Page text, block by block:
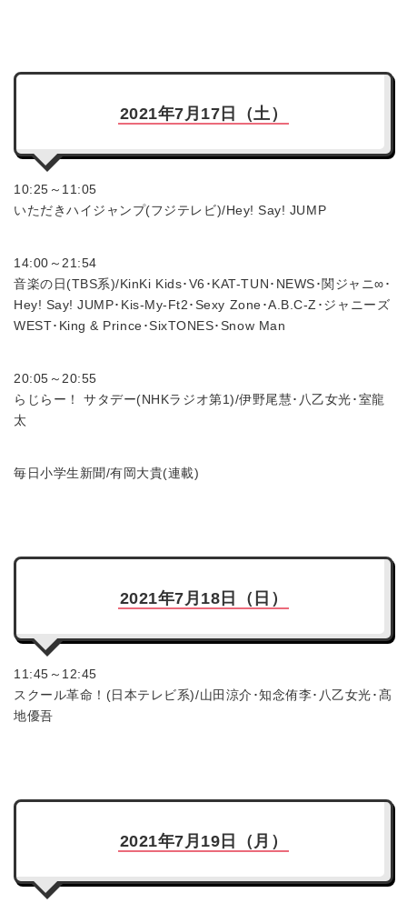
2021年7月17日（土）
10:25～11:05
いただきハイジャンプ(フジテレビ)/Hey! Say! JUMP
14:00～21:54
音楽の日(TBS系)/KinKi Kids･V6･KAT-TUN･NEWS･関ジャニ∞･
Hey! Say! JUMP･Kis-My-Ft2･Sexy Zone･A.B.C-Z･ジャニーズ
WEST･King & Prince･SixTONES･Snow Man
20:05～20:55
らじらー！ サタデー(NHKラジオ第1)/伊野尾慧･八乙女光･室龍
太
毎日小学生新聞/有岡大貴(連載)
2021年7月18日（日）
11:45～12:45
スクール革命！(日本テレビ系)/山田涼介･知念侑李･八乙女光･髙
地優吾
2021年7月19日（月）